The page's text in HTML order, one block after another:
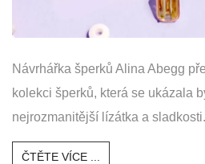
Návrhářka šperků Alina Abegg
kolekci šperků, která se ukázala
nejrozmanitější lízátka a
ČTĚTE VÍCE ...